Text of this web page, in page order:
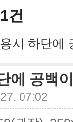
건
시 하단에
에 공백
07:02